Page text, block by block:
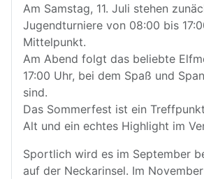
Am Samstag, 11. Juli stehen
Jugendturniere von 08:00 bis
Mittelpunkt.
Am Abend folgt das beliebte
17:00 Uhr, bei dem Spaß und
sind.
Das Sommerfest ist ein
Alt und ein echtes Highlight im
Sportlich wird es im September
auf der Neckarinsel. Im